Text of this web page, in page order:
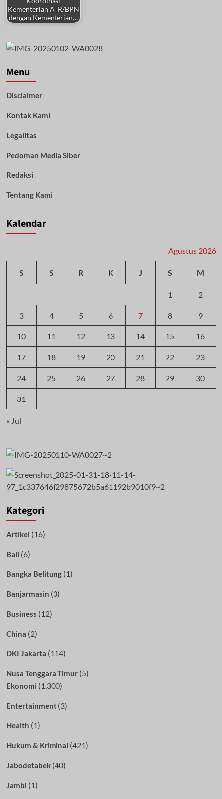
Kementerian ATR/BPN
dengan Kementerian…
Menu
Disclaimer
Kontak Kami
Legalitas
Pedoman Media Siber
Redaksi
Tentang Kami
Kalendar
Agustus 2026
S S R K J S M
1 2
3 4 5 6 7 8 9
10 11 12 13 14 15 16
17 18 19 20 21 22 23
24 25 26 27 28 29 30
31
« Jul
Kategori
Artikel (16)
Bali (6)
Bangka Belitung(1)
Banjarmasin (3)
Business (12)
China (2)
DKI Jakarta (114)
Nusa Tenggara Timur(5)
Ekonomi (1,300)
Entertainment(3)
Health (1)
Hukum & Kriminal (421)
Jabodetabek(40)
Jambi (1)